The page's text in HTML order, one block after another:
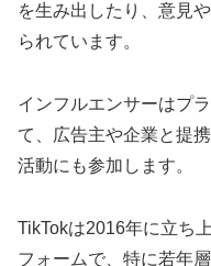
を生み出したり、意見
られています。
インフルエンサーはプ
て、広告主や企業と提
活動にも参加します。
TikTokは2016年に立ち
フォームで、特に若年